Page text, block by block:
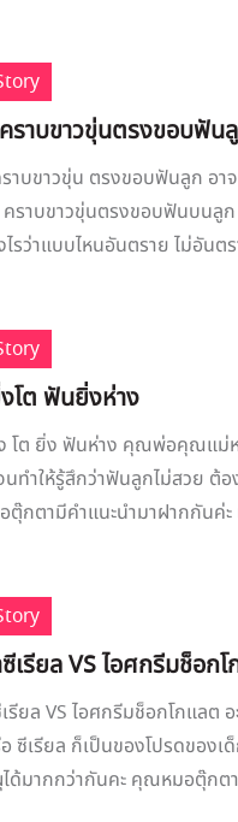
คราบขาวขุ่นตรงขอบ
ราบขาวขุ่น ตรงขอบฟันลู
คราบขาวขุ่นตรงขอบฟันบนลูก
ไรว่าแบบไหนอันตราย ไม่อัน
โต ฟันยิ่งห่าง
โต ยิ่ง ฟันห่าง คุณพ่อคุณแม่
ทำให้รู้สึกว่าฟันลูกไม่สวย ต้
กตามีคำแนะนำมาฝากกันค่ะ
ซีเรียล VS ไอศกรีมช็อ
เรียล VS ไอศกรีมช็อกโกแลต
ซีเรียล ก็เป็นของโปรดของเ
ด้มากกว่ากันคะ คุณหมอตุ๊กตา